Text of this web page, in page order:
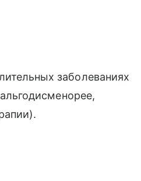
заболеваниях